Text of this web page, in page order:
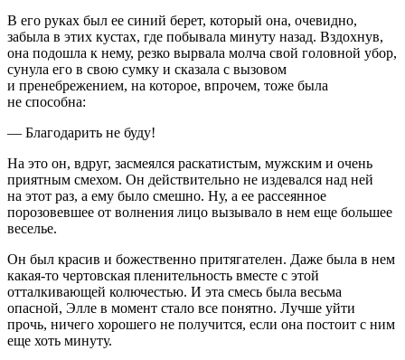
В его руках был ее синий берет, который она, очевидно,
забыла в этих кустах, где побывала минуту назад. Вздохнув,
она подошла к нему, резко вырвала молча свой головной убор,
сунула его в свою сумку и сказала с вызовом
и пренебрежением, на которое, впрочем, тоже была
не способна:
— Благодарить не буду!
На это он, вдруг, засмеялся раскатистым, мужским и очень
приятным смехом. Он действительно не издевался над ней
на этот раз, а ему было смешно. Ну, а ее рассеянное
порозовевшее от волнения лицо вызывало в нем еще большее
веселье.
Он был красив и божественно притягателен. Даже была в нем
какая-то чертовская пленительность вместе с этой
отталкивающей колючестью. И эта смесь была весьма
опасной, Элле в момент стало все понятно. Лучше уйти
прочь, ничего хорошего не получится, если она постоит с ним
еще хоть минуту.